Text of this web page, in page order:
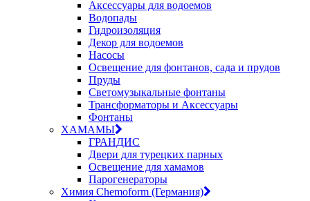
Аксессуары для водоемов
Водопады
Гидроизоляция
Декор для водоемов
Насосы
Освещение для фонтанов, сада и прудов
Пруды
Светомузыкальные фонтаны
Трансформаторы и Аксессуары
Фонтаны
ХАМАМЫ
ГРАНДИС
Двери для турецких парных
Освещение для хамамов
Парогенераторы
Химия Chemoform (Германия)